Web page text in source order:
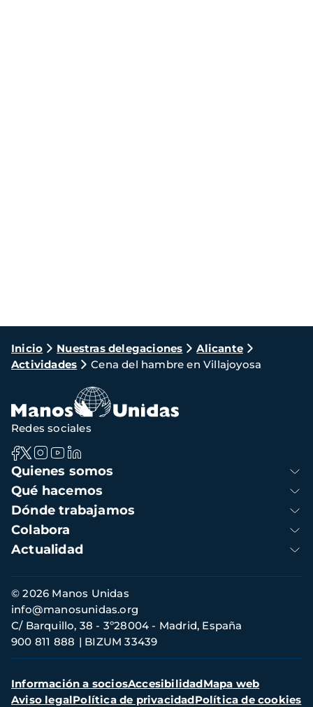
Ruta
de
navegación
Inicio Nuestras delegaciones
Alicante
Actividades
Cena del hambre en Villajoyosa
Navegación
principal
Quienes somos
Qué hacemos
Dónde trabajamos
Colabora
Actualidad
Redes sociales
Información
de
contacto
© 2026 Manos Unidas
C/ Barquillo, 38 - 3º28004 - Madrid, España
900 811 888
BIZUM 33439
info@manosunidas.org
Menú
secundario
Información a sociosAccesibilidadMapa web
Aviso legalPolítica de privacidadPolítica de cookies